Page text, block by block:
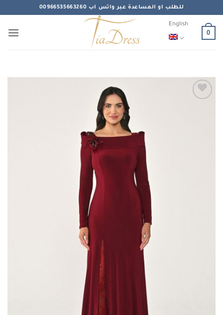
content
للطلب او المساعدة عبر واتس اب 00966535663260
English
0